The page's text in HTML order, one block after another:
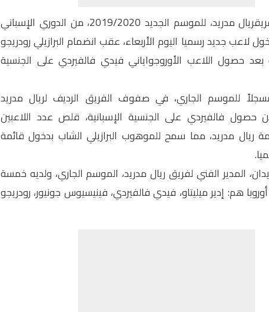
شهدت قائمة فريقريال مدريد، للموسم الجديد 2019/2020، من الدوري الإسباني
لاعب جديد رسميا اليوم الأربعاء، عقب انضمام البرازيلي رودريجو
حصول اللاعب الأوروجواياني فيدي فالفيردي على الجنسية
للموسم الجاري، في صفوف الفريق الرديف لريال مدريد
حصول فالفيردي على الجنسية الإسبانية، قلص عدد اللاعبين
ريال مدريد، مما سمح للموهوب البرازيلي الشاب بدخول قائمة
المدير الفني لفريق ريال مدريد، الموسم الجاري، ولديه خمسة
هم: إدير ميليتاو، فيدي فالفيردي، فينيسيوس جونيور، رودريجو